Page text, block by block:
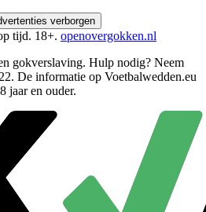
verborgen
tijd. 18+. openovergokken.nl
gokverslaving. Hulp nodig? Neem
. De informatie op Voetbalwedden.eu
jaar en ouder.